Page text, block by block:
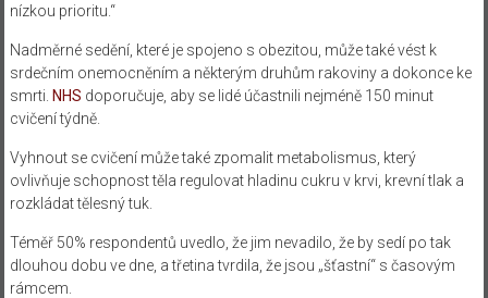
nízkou prioritu.“
Nadměrné sedění, které je spojeno s obezitou, může také vést k
srdečním onemocněním a některým druhům rakoviny a dokonce ke
smrti. NHS doporučuje, aby se lidé účastnili nejméně 150 minut
cvičení týdně.
Vyhnout se cvičení může také zpomalit metabolismus, který
ovlivňuje schopnost těla regulovat hladinu cukru v krvi, krevní tlak a
rozkládat tělesný tuk.
Téměř 50% respondentů uvedlo, že jim nevadilo, že by sedí po tak
dlouhou dobu ve dne, a třetina tvrdila, že jsou „šťastní“ s časovým
rámcem.